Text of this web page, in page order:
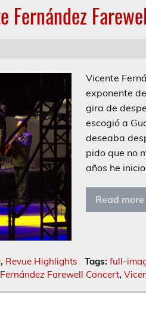
Fernández
Vicente
exponente
gira de
escogió a
deseaba
pido que no
años he
Read more
, Revue Highlights Tags: full-
Farewell Concert,